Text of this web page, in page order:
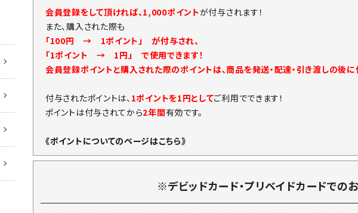
会員登録をして頂ければ、1,000ポイントが付与されます！
また、購入された際も
「100円 → 1ポイント」 が付与され、
「1ポイント → 1円」 で使用できます！
会員登録ポイントと購入された際のポイントは、商品を発送・配達・引き渡しの後
付与されたポイントは、 1ポイントを1円としてご利用でできます！
ポイントは付与されてから2年間有効です。
《ポイントについてのページはこちら》
※デビッドカード・プリベイドカードでの